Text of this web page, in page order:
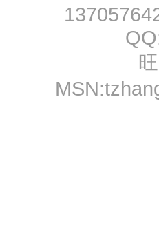
MSN: